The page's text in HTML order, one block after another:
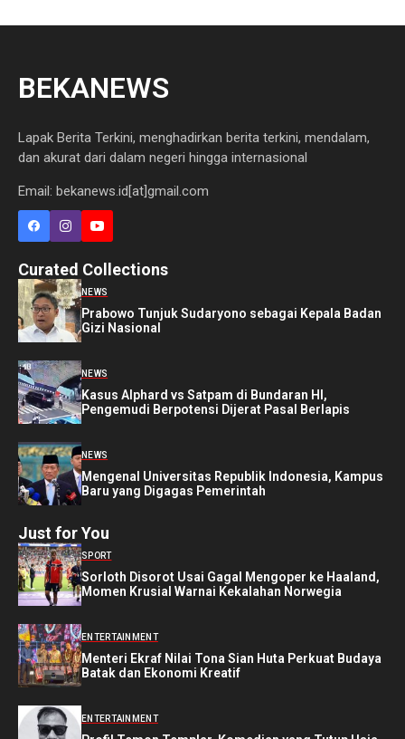
BEKANEWS
Lapak Berita Terkini, menghadirkan berita terkini, mendalam,
dan akurat dari dalam negeri hingga internasional
Email: bekanews.id[at]gmail.com
Curated Collections
NEWS
Prabowo Tunjuk Sudaryono sebagai Kepala Badan
Gizi Nasional
NEWS
Kasus Alphard vs Satpam di Bundaran HI,
Pengemudi Berpotensi Dijerat Pasal Berlapis
NEWS
Mengenal Universitas Republik Indonesia, Kampus
Baru yang Digagas Pemerintah
Just for You
SPORT
Sorloth Disorot Usai Gagal Mengoper ke Haaland,
Momen Krusial Warnai Kekalahan Norwegia
ENTERTAINMENT
Menteri Ekraf Nilai Tona Sian Huta Perkuat Budaya
Batak dan Ekonomi Kreatif
ENTERTAINMENT